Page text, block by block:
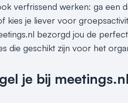
verfrissend werken: ga een
kies je liever voor
bezorgd jou de
die geschikt zijn voor het
je bij meetings.nl